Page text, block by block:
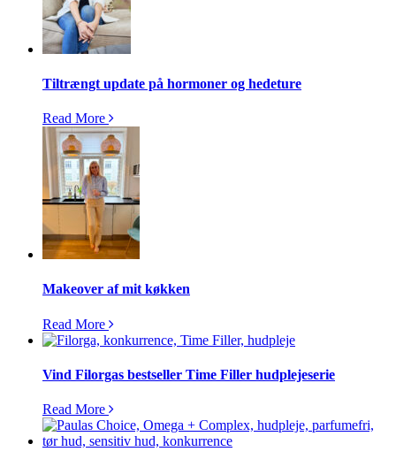
Tiltrængt update på hormoner og hedeture
Read More
Makeover af mit køkken
Read More
Vind Filorgas bestseller Time Filler hudplejeserie
Read More